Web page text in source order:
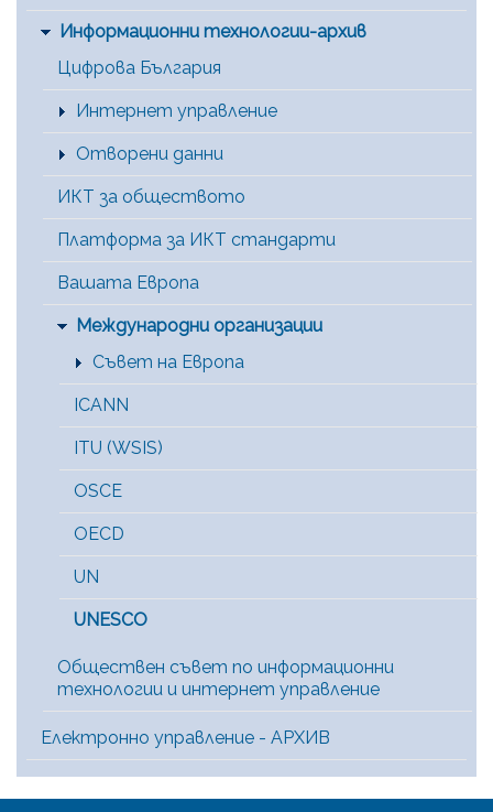
Информационни технологии-архив
Цифрова България
Интернет управление
Отворени данни
ИКТ за обществото
Платформа за ИКТ стандарти
Вашата Европа
Международни организации
Съвет на Европа
ICANN
ITU (WSIS)
OSCE
OECD
UN
UNESCO
Обществен съвет по информационни
технологии и интернет управление
Електронно управление - АРХИВ